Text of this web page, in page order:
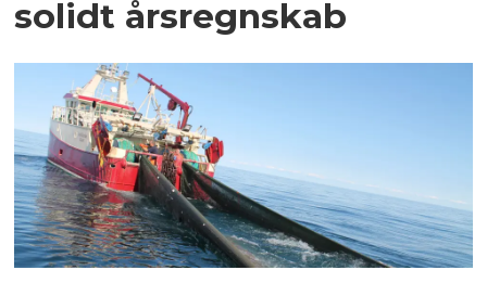
solidt årsregnskab